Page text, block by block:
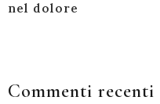
nel dolore
Commenti recenti